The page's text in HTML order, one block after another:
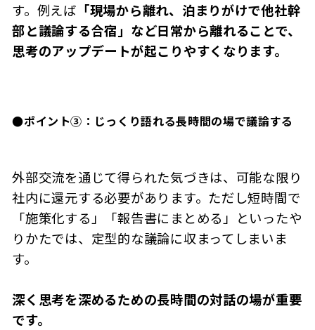
す。例えば 「現場から離れ、泊まりがけで他社幹
部と議論する合宿」など日常から離れることで、
思考のアップデートが起こりやすくなります。
●ポイント③：じっくり語れる長時間の場で議論する
外部交流を通じて得られた気づきは、可能な限り
社内に還元する必要があります。ただし短時間で
「施策化する」「報告書にまとめる」といったや
りかたでは、定型的な議論に収まってしまいま
す。
深く思考を深めるための長時間の対話の場が重要
です。